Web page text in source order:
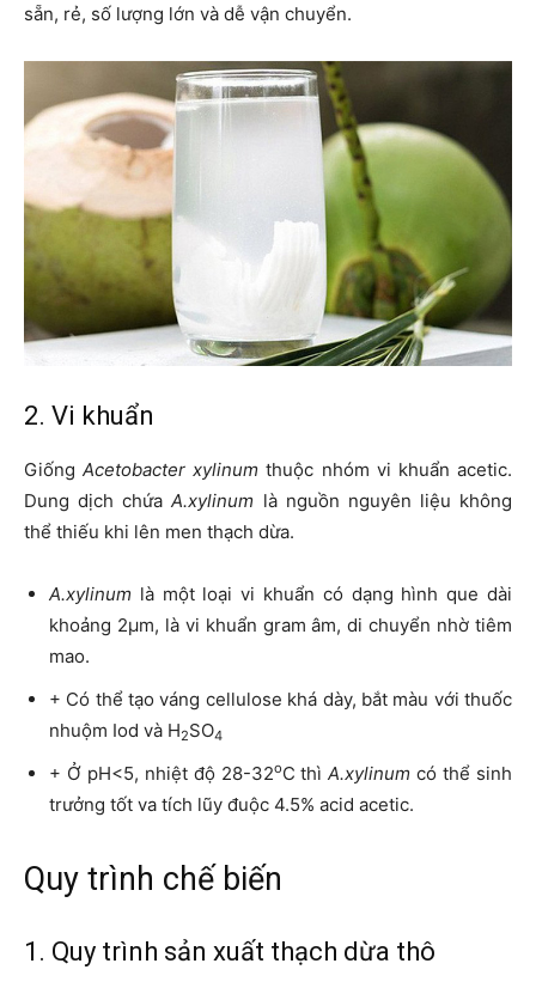
sẵn, rẻ, số lượng lớn và dễ vận chuyển.
2. Vi khuẩn
GiốngAcetobacter xylinum thuộc nhóm vi khuẩn acetic.
Dung dịch chứaA.xylinum là nguồn nguyên liệu không
thể thiếu khi lên men thạch dừa.
A.xylinum là một loại vi khuẩn có dạng hình que dài
khoảng 2μm, là vi khuẩn gram âm, di chuyển nhờ tiêm
mao.
+ Có thể tạo váng cellulose khá dày, bắt màu với thuốc
nhuộm Iod và H2SO4
+ Ở pH<5, nhiệt độ 28-32oC thìA.xylinum có thể sinh
trưởng tốt va tích lũy đuộc 4.5% acid acetic.
Quy trình chế biến
1. Quy trình sản xuất thạch dừa thô